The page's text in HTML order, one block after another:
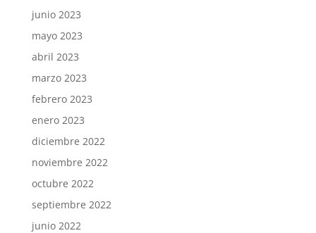
junio 2023
mayo 2023
abril 2023
marzo 2023
febrero 2023
enero 2023
diciembre 2022
noviembre 2022
octubre 2022
septiembre 2022
junio 2022